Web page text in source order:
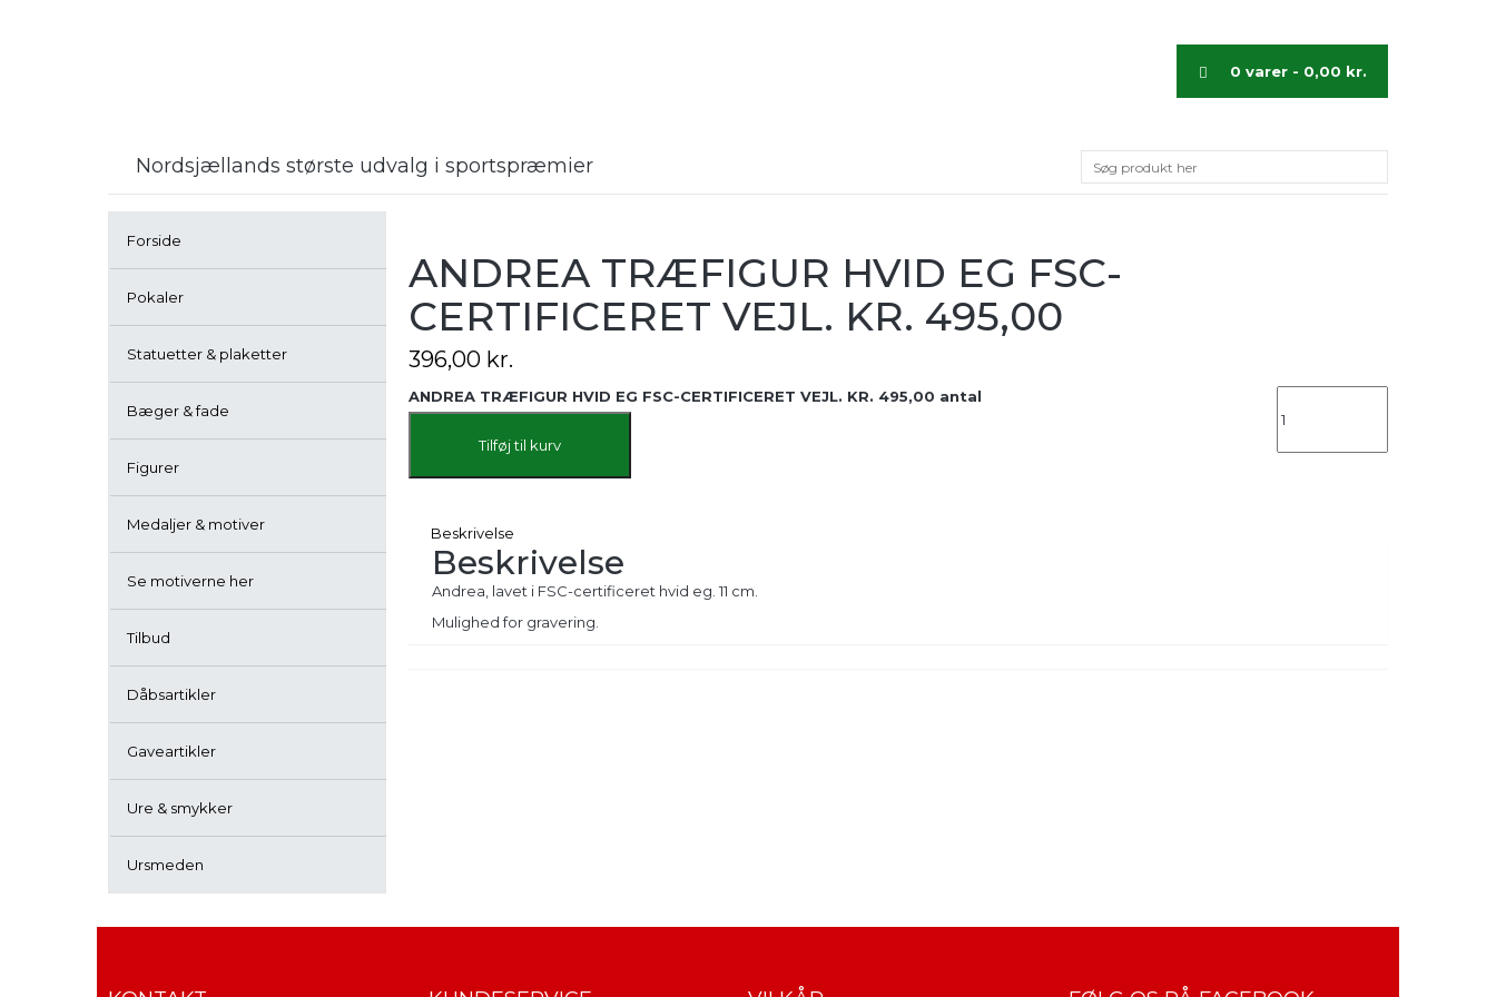
0 varer - 0,00 kr.
Nordsjællands største udvalg i sportspræmier
Forside
Pokaler
Statuetter & plaketter
Bæger & fade
Figurer
Medaljer & motiver
Se motiverne her
Tilbud
Dåbsartikler
Gaveartikler
Ure & smykker
Ursmeden
ANDREA TRÆFIGUR HVID EG FSC-
CERTIFICERET VEJL. KR. 495,00
396,00 kr.
ANDREA TRÆFIGUR HVID EG FSC-CERTIFICERET VEJL. KR. 495,00 antal
Tilføj til kurv
Beskrivelse
Beskrivelse
Andrea, lavet i FSC-certificeret hvid eg. 11 cm.
Mulighed for gravering.